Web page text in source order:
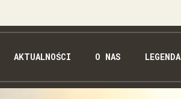
AKTUALNOŚCI O NAS LEGENDA